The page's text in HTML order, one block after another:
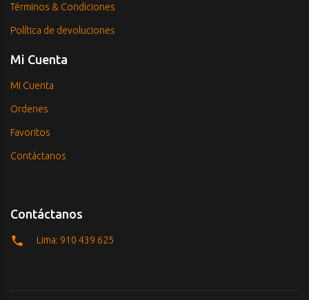
Términos & Condiciones
Política de devoluciones
Mi Cuenta
Mi Cuenta
Ordenes
Favoritos
Contáctanos
Contáctanos
Lima: 910 439 625